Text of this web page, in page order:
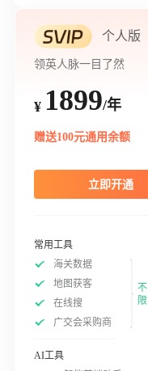
个人版
领英人脉一目了然
¥ 1899/年
赠送100元通用余额
立即开通
常用工具
海关数据
地图获客
在线搜
广交会采购商
不
限
AI工具